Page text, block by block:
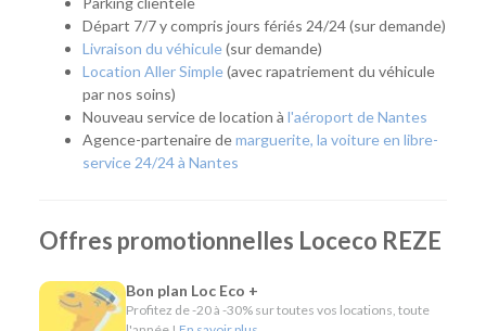
Facilement accessible depuis le périphérique nantais et
desservie par les transports en commun, notre agence
permet de rejoindre rapidement Nantes, Rezé, Les
Sorinières, Vertou ou encore le sud de l'agglomération.
Quel véhicule choisir ?
Citadines et compactes pour les déplacements du
quotidien.
Routières, SUV et monospaces pour les vacances ou
Départ 7/7 y compris jours fériés 24/24 (sur demande)
Livraison du véhicule(sur demande)
Location Aller Simple(avec rapatriement du véhicule
par nos soins)
Nouveau service de location à l'aéroport de Nantes
Agence-partenaire demarguerite, la voiture en libre-
service 24/24 à Nantes
Offres promotionnelles Loceco REZE
Bon plan Loc Eco +
Profitez de -20 à -30% sur toutes vos locations, toute